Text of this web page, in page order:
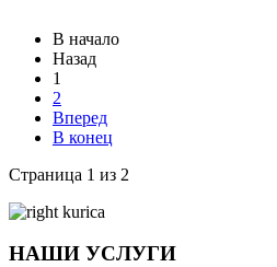
В начало
Назад
1
2
Вперед
В конец
Страница 1 из 2
НАШИ УСЛУГИ